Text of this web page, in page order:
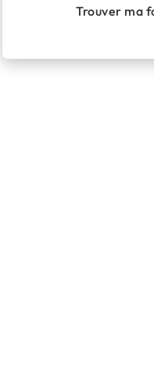
Trouver ma